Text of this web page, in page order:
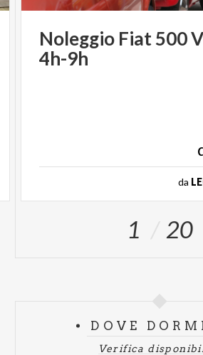
Noleggio Fiat500
4h-9h
da
1 20
DOVE
Verifica